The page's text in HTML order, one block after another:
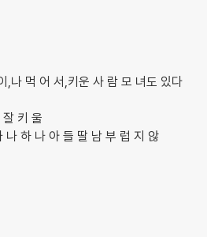
,나 먹 어 서,키운 사 람 모 녀도 있다
키 울
나 하 나 아 들 딸 남 부 럽 지 않